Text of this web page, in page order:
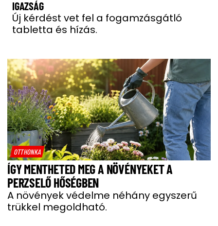
IGAZSÁG
Új kérdést vet fel a fogamzásgátló
tabletta és hízás.
OTTHONKA
ÍGY MENTHETED MEG A NÖVÉNYEKET A
PERZSELŐ HŐSÉGBEN
A növények védelme néhány egyszerű
trükkel megoldható.